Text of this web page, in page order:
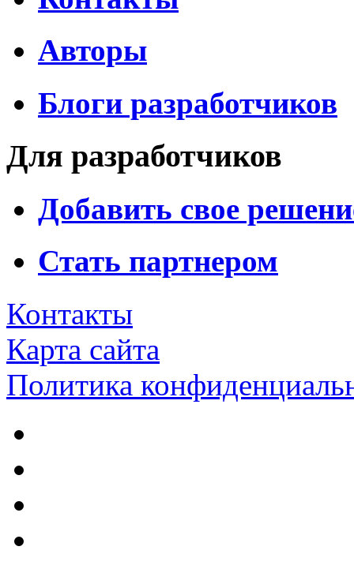
Авторы
Блоги разработчиков
Для разработчиков
Добавить свое
Стать партнером
Контакты
Карта сайта
Политика